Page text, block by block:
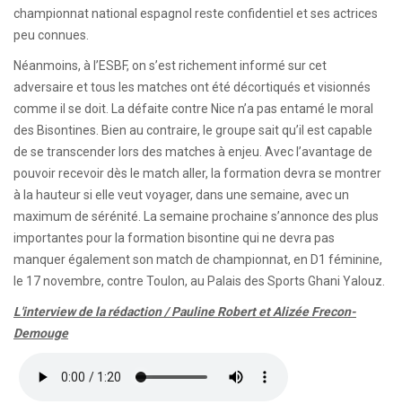
championnat national espagnol reste confidentiel et ses actrices
peu connues.
Néanmoins, à l’ESBF, on s’est richement informé sur cet
adversaire et tous les matches ont été décortiqués et visionnés
comme il se doit. La défaite contre Nice n’a pas entamé le moral
des Bisontines. Bien au contraire, le groupe sait qu’il est capable
de se transcender lors des matches à enjeu. Avec l’avantage de
pouvoir recevoir dès le match aller, la formation devra se montrer
à la hauteur si elle veut voyager, dans une semaine, avec un
maximum de sérénité. La semaine prochaine s’annonce des plus
importantes pour la formation bisontine qui ne devra pas
manquer également son match de championnat, en D1 féminine,
le 17 novembre, contre Toulon, au Palais des Sports Ghani Yalouz.
L'interview de la rédaction / Pauline Robert et Alizée Frecon-
Demouge